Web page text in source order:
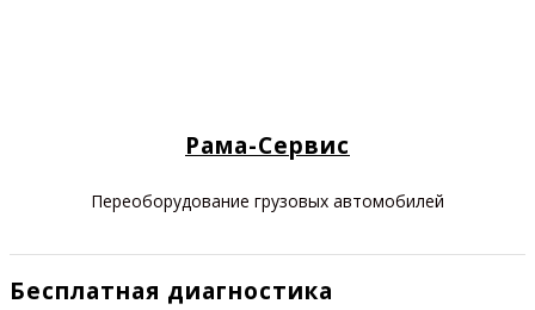
Рама-Сервис
Переоборудование грузовых автомобилей
Бесплатная диагностика